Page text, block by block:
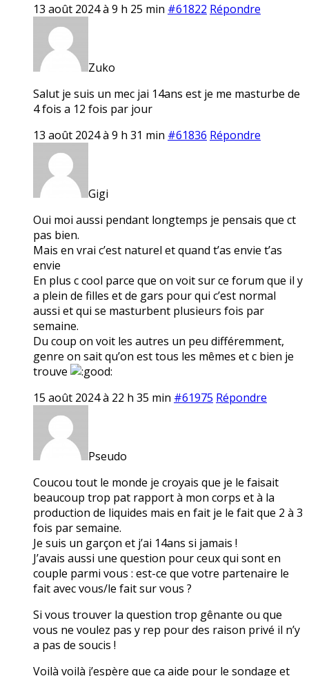
13 août 2024 à 9 h 25 min #61822 Répondre
Zuko
Salut je suis un mec jai 14ans est je me masturbe de
4 fois a 12 fois par jour
13 août 2024 à 9 h 31 min #61836 Répondre
Gigi
Oui moi aussi pendant longtemps je pensais que ct
pas bien.
Mais en vrai c’est naturel et quand t’as envie t’as
envie
En plus c cool parce que on voit sur ce forum que il y
a plein de filles et de gars pour qui c’est normal
aussi et qui se masturbent plusieurs fois par
semaine.
Du coup on voit les autres un peu différemment,
genre on sait qu’on est tous les mêmes et c bien je
trouve
15 août 2024 à 22 h 35 min #61975 Répondre
Pseudo
Coucou tout le monde je croyais que je le faisait
beaucoup trop pat rapport à mon corps et à la
production de liquides mais en fait je le fait que 2 à 3
fois par semaine.
Je suis un garçon et j’ai 14ans si jamais !
J’avais aussi une question pour ceux qui sont en
couple parmi vous : est-ce que votre partenaire le
fait avec vous/le fait sur vous ?
Si vous trouver la question trop gênante ou que
vous ne voulez pas y rep pour des raison privé il n’y
a pas de soucis !
Voilà voilà j’espère que ça aide pour le sondage et